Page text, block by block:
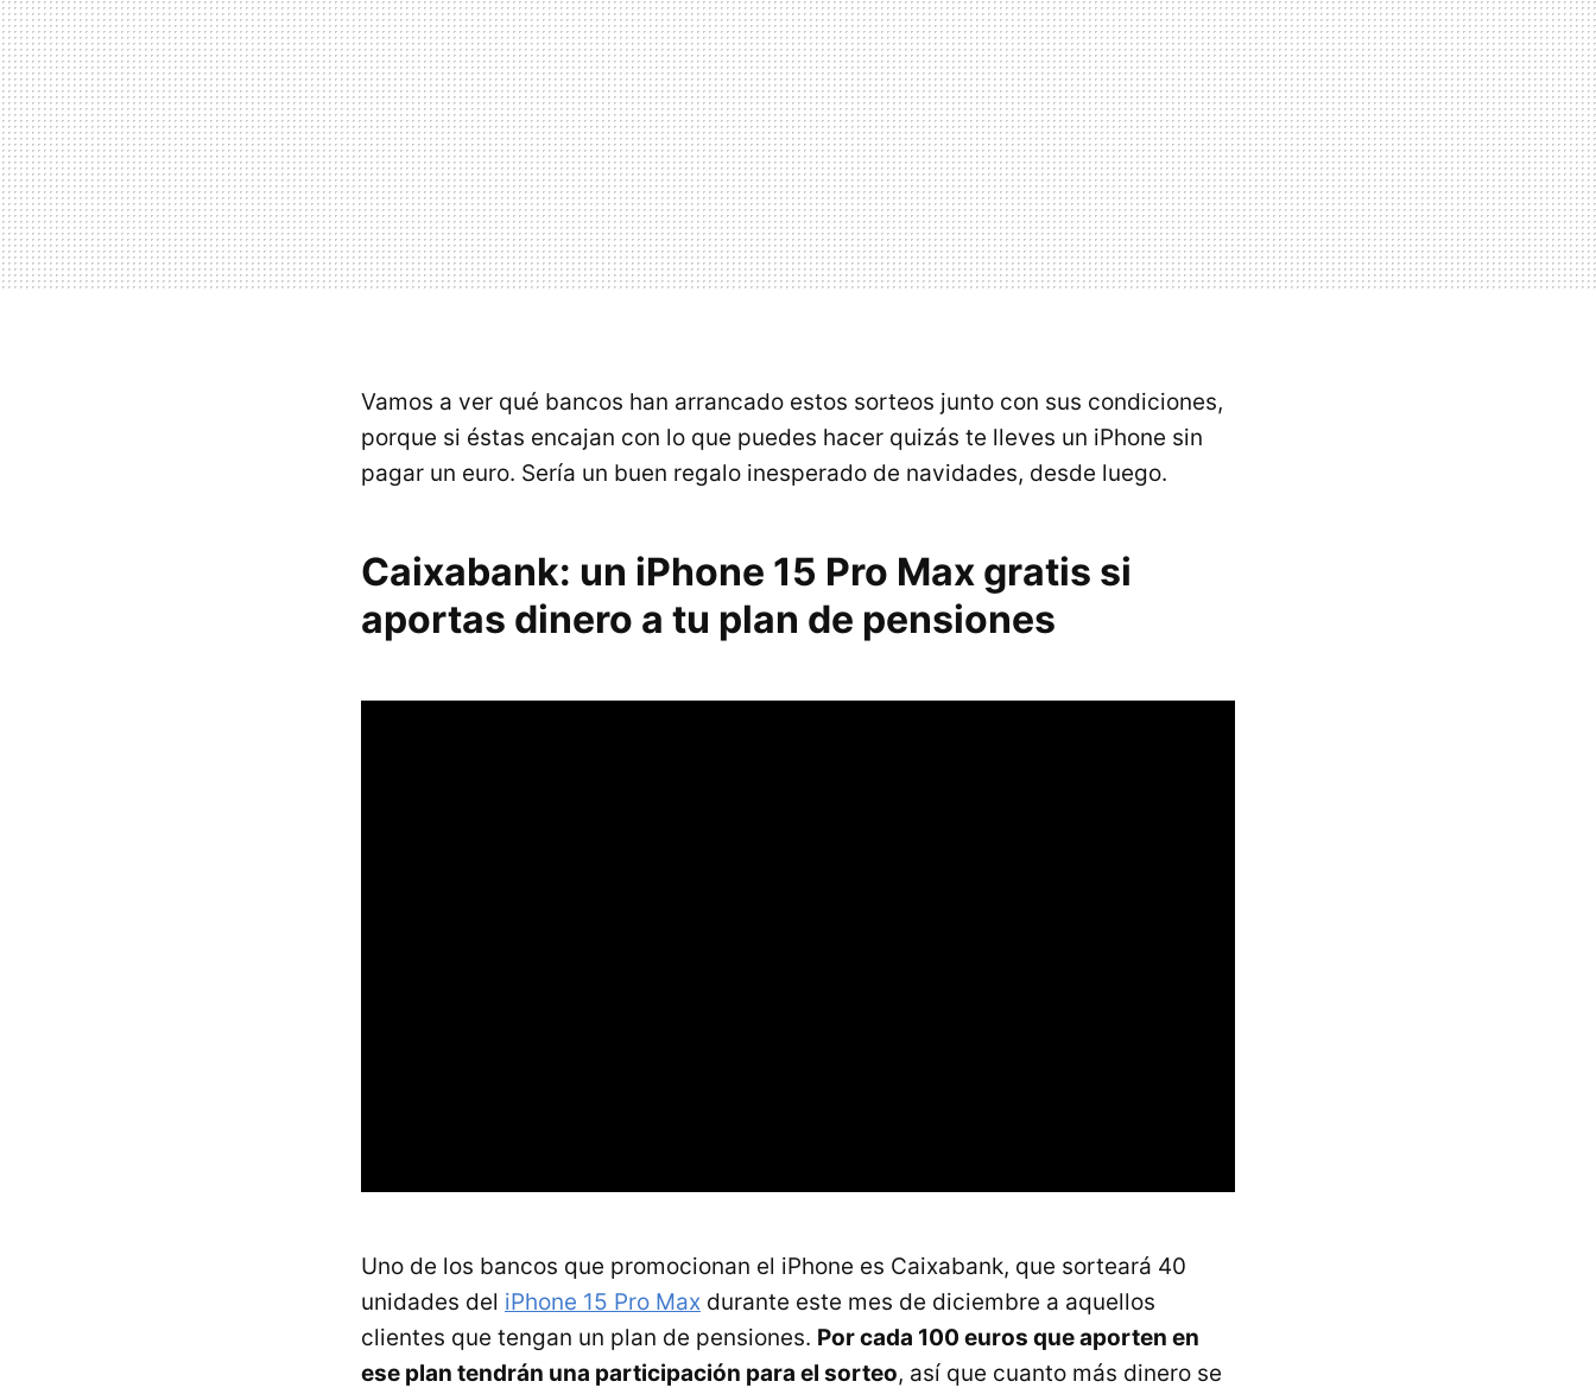
Vamos a ver qué bancos han arrancado estos sorteos junto con sus condiciones,
porque si éstas encajan con lo que puedes hacer quizás te lleves un iPhone sin
pagar un euro. Sería un buen regalo inesperado de navidades, desde luego.
Caixabank: un iPhone 15 Pro Max gratis si
aportas dinero a tu plan de pensiones
Uno de los bancos que promocionan el iPhone es Caixabank, que sorteará 40
unidades del iPhone 15 Pro Max durante este mes de diciembre a aquellos
clientes que tengan un plan de pensiones. Por cada 100 euros que aporten en
ese plan tendrán una participación para el sorteo, así que cuanto más dinero se